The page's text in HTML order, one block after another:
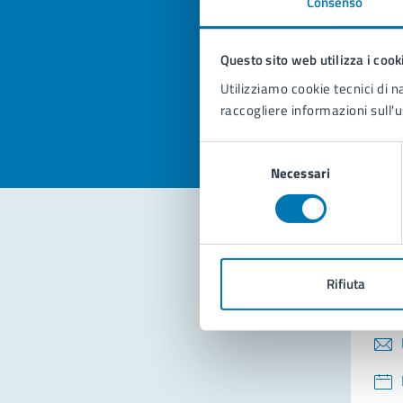
Questo sito web utilizza i
Utilizziamo cookie tecnici di
raccogliere informazioni
consenso
Necessari
Rifiuta